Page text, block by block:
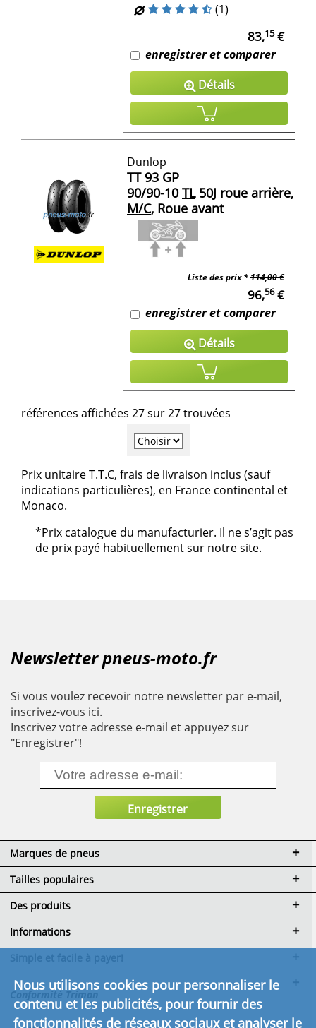
(1)
83,15€
enregistrer et comparer
Détails
Dunlop
TT 93 GP
90/90-10 TL50J roue arrière,
M/C, Roue avant
Liste des prix *114,00 €
96,56€
enregistrer et comparer
Détails
références affichées 27 sur 27 trouvées
Prix unitaire T.T.C, frais de livraison inclus (sauf
indications particulières), en France continental et
Monaco.
*Prix catalogue du manufacturier. Il ne s’agit pas
de prix payé habituellement sur notre site.
Newsletter pneus-moto.fr
Si vous voulez recevoir notre newsletter par e-mail,
inscrivez-vous ici.
Inscrivez votre adresse e-mail et appuyez sur
"Enregistrer"!
Marques de pneus
Tailles populaires
Des produits
Informations
et de livraison
Conformité Triman
Nous utilisons cookiespour personnaliser le
contenu et les publicités, pour fournir des
fonctionnalités de réseaux sociaux et analyser le